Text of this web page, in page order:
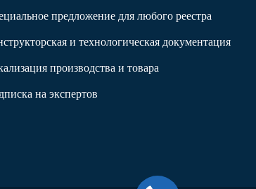
предложение для любого реестра
и технологическая документация
производства и товара
на экспертов